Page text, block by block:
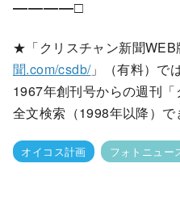
――――□
★「クリスチャン新聞
聞.com/csdb/」（有料）では
1967年創刊号からの週刊「
全文検索（1998年以降）で
オイコス計画 フォトニュー